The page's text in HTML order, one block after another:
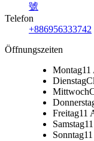
號
Telefon
+886956333742
Öffnungszeiten
Montag
Dienstag
Mittwoch
Freitag11
Samstag
Sonntag